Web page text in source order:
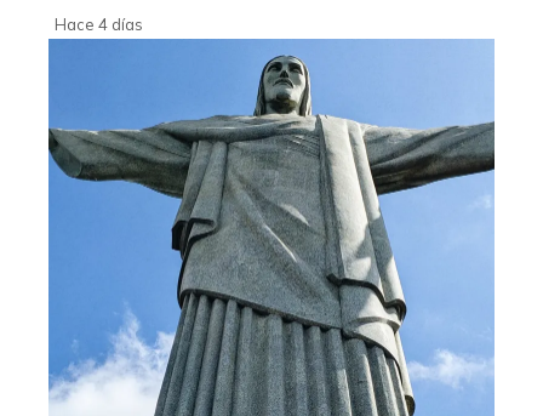
Hace 4 días